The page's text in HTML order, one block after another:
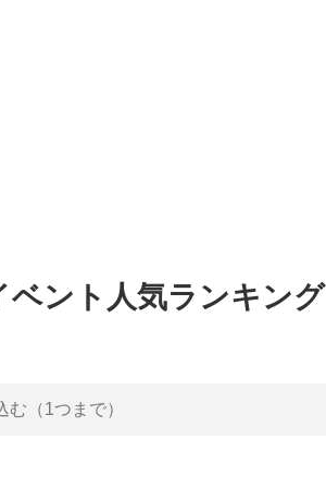
ベント人気ランキング